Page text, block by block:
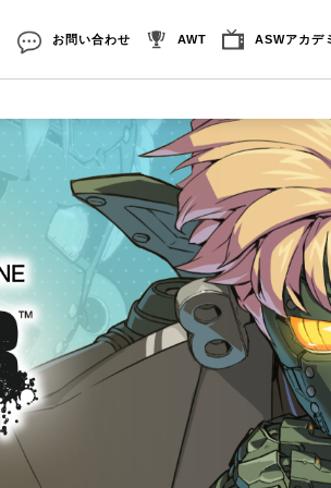
お問い合わせ AWT ASWアカデ